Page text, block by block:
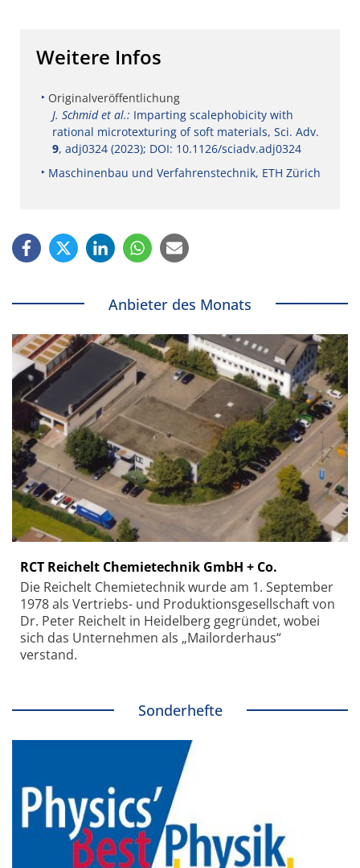
Weitere Infos
Originalveröffentlichung
J. Schmid et al.: Imparting scalephobicity with
rational microtexturing of soft materials, Sci. Adv.
9, adj0324 (2023); DOI: 10.1126/sciadv.adj0324
Maschinenbau und Verfahrenstechnik, ETH Zürich
Anbieter des Monats
RCT Reichelt Chemietechnik GmbH + Co.
Die Reichelt Chemietechnik wurde am 1. September
1978 als Vertriebs- und Produktionsgesellschaft von
Dr. Peter Reichelt in Heidelberg gegründet, wobei
sich das Unternehmen als „Mailorderhaus“
verstand.
Sonderhefte